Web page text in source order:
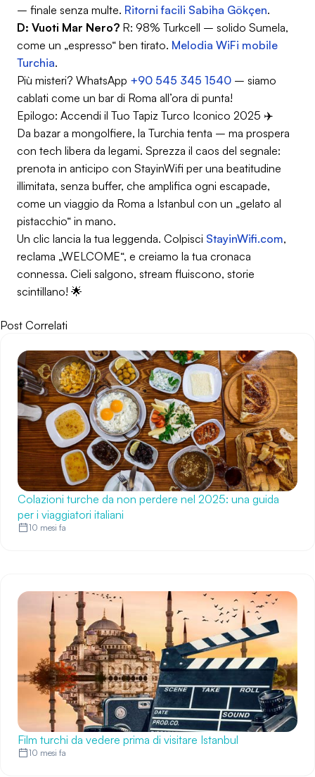
– finale senza multe. Ritorni facili Sabiha Gökçen.
D: Vuoti Mar Nero? R: 98% Turkcell – solido Sumela,
come un „espresso“ ben tirato. Melodia WiFi mobile
Turchia.
Più misteri? WhatsApp +90 545 345 1540 – siamo
cablati come un bar di Roma all’ora di punta!
Epilogo: Accendi il Tuo Tapiz Turco Iconico 2025 ✈️
Da bazar a mongolfiere, la Turchia tenta – ma prospera
con tech libera da legami. Sprezza il caos del segnale:
prenota in anticipo con StayinWifi per una beatitudine
illimitata, senza buffer, che amplifica ogni escapade,
come un viaggio da Roma a Istanbul con un „gelato al
pistacchio“ in mano.
Un clic lancia la tua leggenda. Colpisci StayinWifi.com,
reclama „WELCOME“, e creiamo la tua cronaca
connessa. Cieli salgono, stream fluiscono, storie
scintillano! 🌟
Post Correlati
Colazioni turche da non perdere nel 2025: una guida
per i viaggiatori italiani
10 mesi fa
Film turchi da vedere prima di visitare Istanbul
10 mesi fa